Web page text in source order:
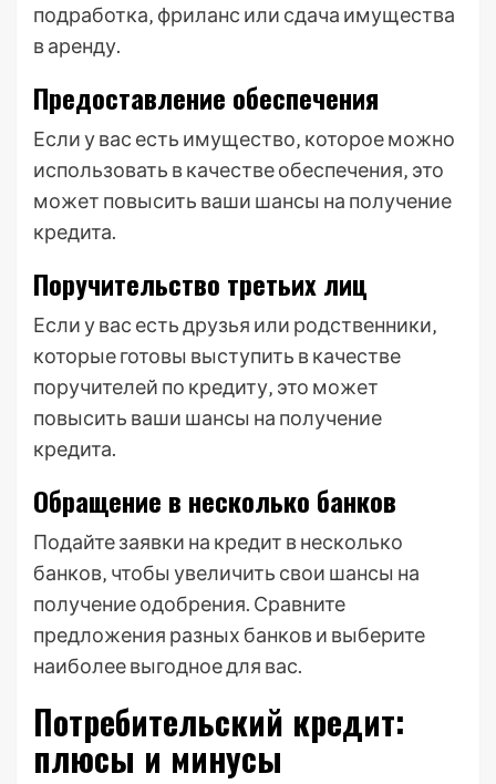
подработка‚ фриланс или сдача имущества
в аренду.
Предоставление обеспечения
Если у вас есть имущество‚ которое можно
использовать в качестве обеспечения‚ это
может повысить ваши шансы на получение
кредита.
Поручительство третьих лиц
Если у вас есть друзья или родственники‚
которые готовы выступить в качестве
поручителей по кредиту‚ это может
повысить ваши шансы на получение
кредита.
Обращение в несколько банков
Подайте заявки на кредит в несколько
банков‚ чтобы увеличить свои шансы на
получение одобрения. Сравните
предложения разных банков и выберите
наиболее выгодное для вас.
Потребительский кредит:
плюсы и минусы